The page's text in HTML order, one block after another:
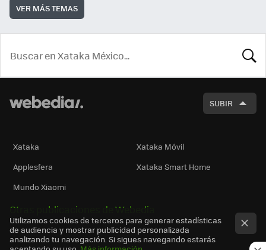
VER MÁS TEMAS
SUBIR
Xataka
Xataka Móvil
Applesfera
Xataka Smart Home
Mundo Xiaomi
Otras publicaciones de Webedia
Utilizamos cookies de terceros para generar estadísticas
de audiencia y mostrar publicidad personalizada
analizando tu navegación. Si sigues navegando estarás